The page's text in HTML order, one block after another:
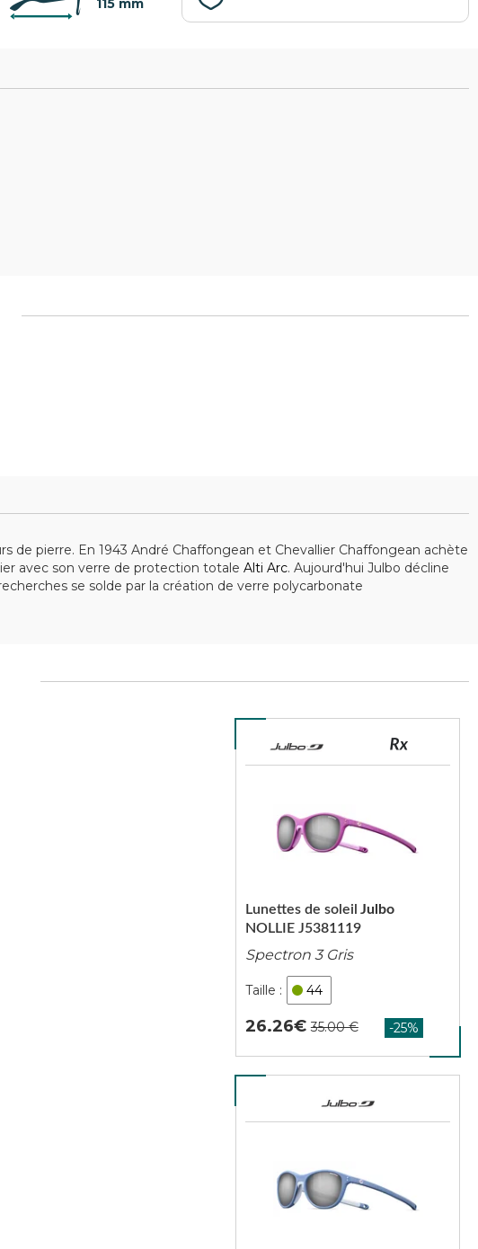
115 mm
pierre. En 1943 André Chaffongean et Chevallier Chaffongean achète
avec son verre de protection totale Alti Arc. Aujourd'hui Julbo décline
se solde par la création de verre polycarbonate
NOLLIE J5381119
Lunettes de soleil Julbo
Spectron 3 Gris
44
26.26